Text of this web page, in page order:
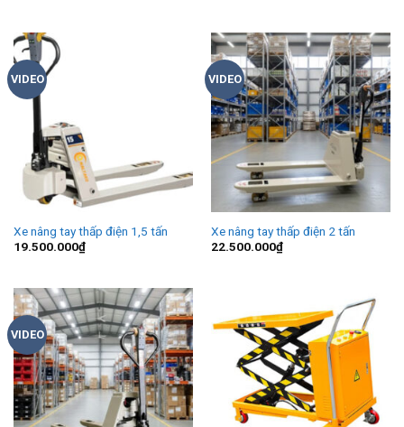
VIDEO
Xe nâng tay thấp điện 1,5 tấn
19.500.000₫
VIDEO
Xe nâng tay thấp điện 2 tấn
22.500.000₫
VIDEO